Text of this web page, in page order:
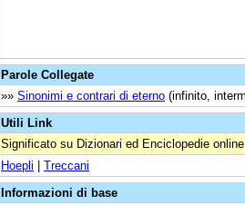
Parole Collegate
»» Sinonimi e contrari di eterno (infinito,
Utili Link
Significato su Dizionari ed Enciclopedie online
Hoepli | Treccani
Informazioni di base